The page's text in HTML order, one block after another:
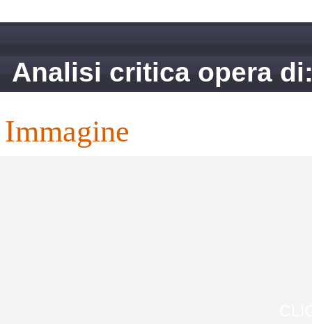
Analisi critica opera
immagine